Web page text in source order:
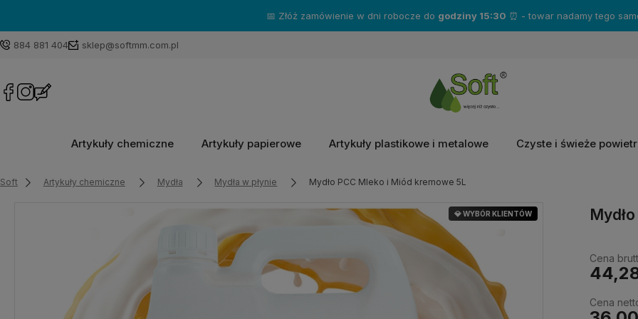
📅 Złóż zamówienie w dni robocze do godziny 15:30 ⏰ - towar nadamy tego
884 881 404 sklep@softmm.com.pl
Artykuły chemiczne Artykuły papierowe Artykuły plastikowe i metalowe Czyste i świeże
Soft Artykuły chemiczne Mydła Mydła w płynie Mydło PCC Mleko i Miód kremowe 5L
💎 WYBÓR KLIENTÓW
Cena
Cena